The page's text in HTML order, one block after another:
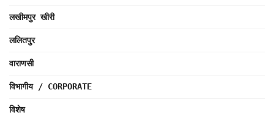
लखीमपुर खीरी
ललितपुर
वाराणसी
विभागीय / CORPORATE
विशेष